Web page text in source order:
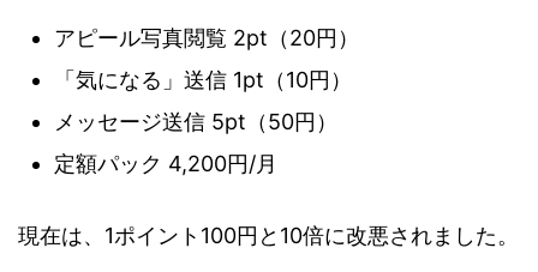
アピール写真閲覧 2pt（20円）
「気になる」送信 1pt（10円）
メッセージ送信 5pt（50円）
定額パック 4,200円/月
現在は、1ポイント100円と10倍に改悪されました。